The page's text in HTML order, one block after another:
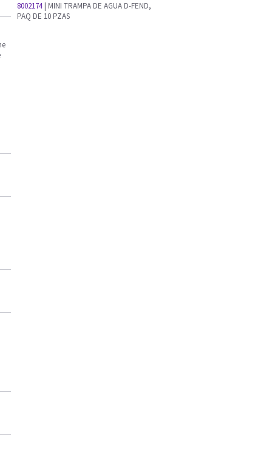
8002174 | MINI TRAMPA DE AGUA D-FEND,
PAQ DE 10 PZAS